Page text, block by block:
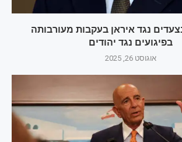
נגד איראן בעקבות מעורבותה
בפיגועים נגד יהודים
אוגוסט 26, 2025